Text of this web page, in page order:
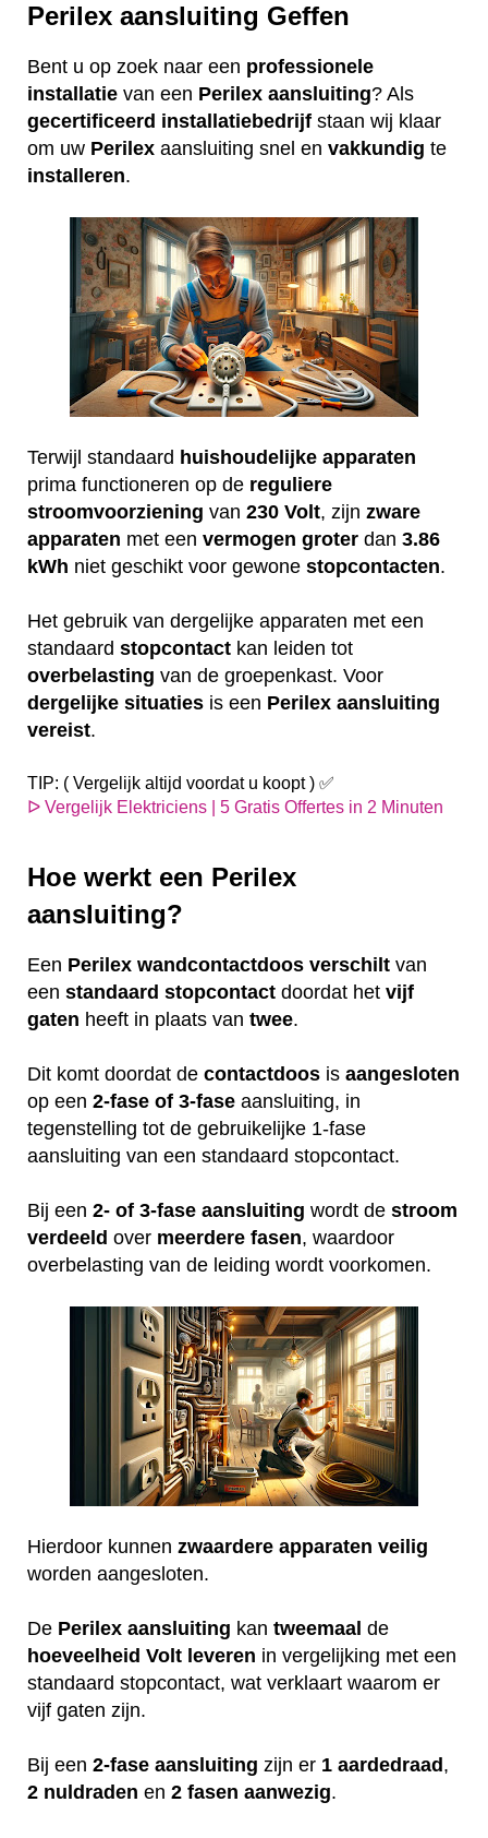
Perilex aansluiting Geffen
Bent u op zoek naar een professionele
installatie van een Perilex aansluiting? Als
gecertificeerd installatiebedrijf staan wij klaar
om uw Perilex aansluiting snel en vakkundig te
installeren.
Terwijl standaard huishoudelijke apparaten
prima functioneren op de reguliere
stroomvoorziening van 230 Volt, zijn zware
apparaten met een vermogen groter dan 3.86
kWh niet geschikt voor gewone stopcontacten.
Het gebruik van dergelijke apparaten met een
standaard stopcontact kan leiden tot
overbelasting van de groepenkast. Voor
dergelijke situaties is een Perilex aansluiting
vereist.
TIP: ( Vergelijk altijd voordat u koopt ) ✅
ᐅ Vergelijk Elektriciens | 5 Gratis Offertes in 2 Minuten
Hoe werkt een Perilex
aansluiting?
Een Perilex wandcontactdoos verschilt van
een standaard stopcontact doordat het vijf
gaten heeft in plaats van twee.
Dit komt doordat de contactdoos is aangesloten
op een 2-fase of 3-fase aansluiting, in
tegenstelling tot de gebruikelijke 1-fase
aansluiting van een standaard stopcontact.
Bij een 2- of 3-fase aansluiting wordt de stroom
verdeeld over meerdere fasen, waardoor
overbelasting van de leiding wordt voorkomen.
Hierdoor kunnen zwaardere apparaten veilig
worden aangesloten.
De Perilex aansluiting kan tweemaal de
hoeveelheid Volt leveren in vergelijking met een
standaard stopcontact, wat verklaart waarom er
vijf gaten zijn.
Bij een 2-fase aansluiting zijn er 1 aardedraad,
2 nuldraden en 2 fasen aanwezig.